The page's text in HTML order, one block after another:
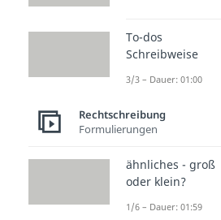
To-dos
Schreibweise
3/3 – Dauer: 01:00
Rechtschreibung
Formulierungen
ähnliches - groß
oder klein?
1/6 – Dauer: 01:59